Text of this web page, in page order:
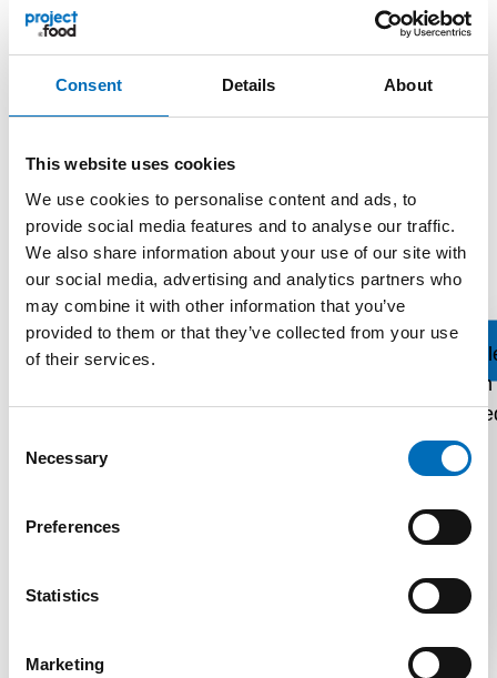
Consent Details About
This website uses cookies
We use cookies to personalise content and ads, to
provide social media features and to analyse our traffic.
We also share information about your use of our site with
our social media, advertising and analytics partners who
may combine it with other information that you’ve
provided to them or that they’ve collected from your use
of their services.
Selection
Necessary
Preferences
Statistics
Marketing
modern húsfeldolgozást.
Beleiket úgy tervezik, hogy egyszerűsítsék a
gyártási folyamatot, rövidítsék az érlelési időt, és
adalékanyagok nélkül is stabil szerkezetet
minőséget idézi.
A Hukki termékeivel fejlődhet a költséghatékony
és innovatív termékfejlesztésben, legyen szó
hagyományos vagy modern, trendkövető
élelmiszerekről.
TERMÉKEK